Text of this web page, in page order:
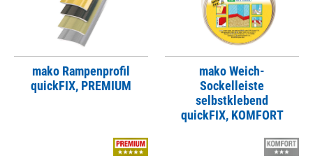
mako Rampenprofil
quickFIX, PREMIUM
mako Weich-
Sockelleiste
selbstklebend
quickFIX, KOMFORT